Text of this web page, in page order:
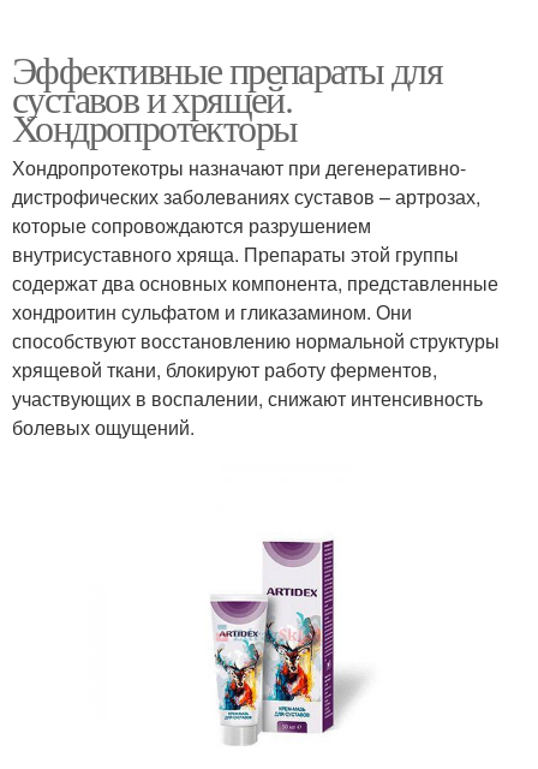
Эффективные препараты для
суставов и хрящей.
Хондропротекторы
Хондропротекотры назначают при дегенеративно-
дистрофических заболеваниях суставов – артрозах,
которые сопровождаются разрушением
внутрисуставного хряща. Препараты этой группы
содержат два основных компонента, представленные
хондроитин сульфатом и гликазамином. Они
способствуют восстановлению нормальной структуры
хрящевой ткани, блокируют работу ферментов,
участвующих в воспалении, снижают интенсивность
болевых ощущений.